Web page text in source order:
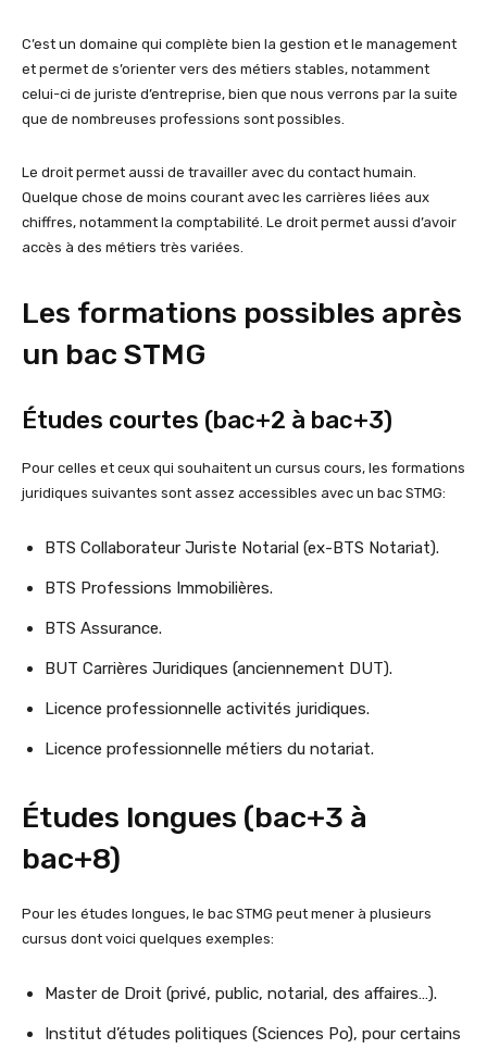
C’est un domaine qui complète bien la gestion et le management
et permet de s’orienter vers des métiers stables, notamment
celui-ci de juriste d’entreprise, bien que nous verrons par la suite
que de nombreuses professions sont possibles.
Le droit permet aussi de travailler avec du contact humain.
Quelque chose de moins courant avec les carrières liées aux
chiffres, notamment la comptabilité. Le droit permet aussi d’avoir
accès à des métiers très variées.
Les formations possibles après
un bac STMG
Études courtes (bac+2 à bac+3)
Pour celles et ceux qui souhaitent un cursus cours, les formations
juridiques suivantes sont assez accessibles avec un bac STMG:
BTS Collaborateur Juriste Notarial (ex-BTS Notariat).
BTS Professions Immobilières.
BTS Assurance.
BUT Carrières Juridiques (anciennement DUT).
Licence professionnelle activités juridiques.
Licence professionnelle métiers du notariat.
Études longues (bac+3 à
bac+8)
Pour les études longues, le bac STMG peut mener à plusieurs
cursus dont voici quelques exemples:
Master de Droit (privé, public, notarial, des affaires…).
Institut d’études politiques (Sciences Po), pour certains